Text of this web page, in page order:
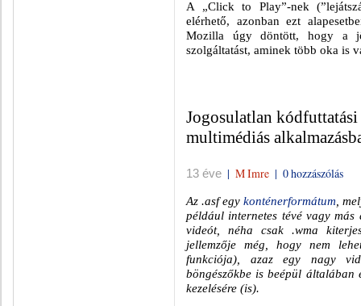
A „Click to Play”-nek
elérhető, azonban ezt
Mozilla úgy döntött, hogy a
szolgáltatást, aminek több oka is
Jogosulatlan
multimédiás
13 éve | M Imre | 0 hozzászólás
Az .asf egy konténerformátum ,
például internetes tévé vagy más
videót, néha csak .wma
jellemzője még, hogy nem
funkciója), azaz egy nagy
böngészőkbe is beépül
kezelésére (is).